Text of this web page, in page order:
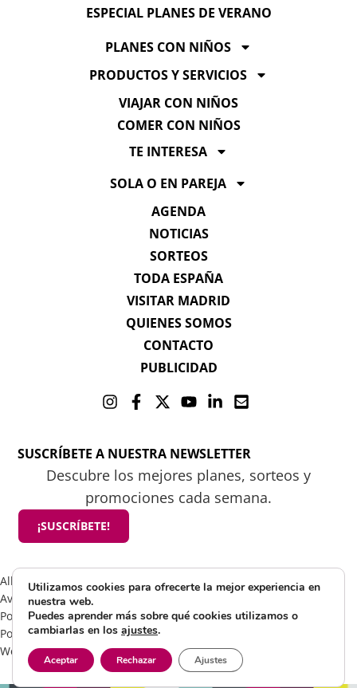
ESPECIAL PLANES DE VERANO
PLANES CON NIÑOS
PRODUCTOS Y SERVICIOS
VIAJAR CON NIÑOS
COMER CON NIÑOS
TE INTERESA
SOLA O EN PAREJA
AGENDA
NOTICIAS
SORTEOS
TODA ESPAÑA
VISITAR MADRID
QUIENES SOMOS
CONTACTO
PUBLICIDAD
SUSCRÍBETE A NUESTRA NEWSLETTER
Descubre los mejores planes, sorteos y
promociones cada semana.
¡SUSCRÍBETE!
All rights reserved 2025 ©Mamá tiene un plan
Aviso Legal
Política de Cookies
Política de Privacidad
Web by Visible Marketing
Utilizamos cookies para ofrecerte la mejor experiencia en
nuestra web.
Puedes aprender más sobre qué cookies utilizamos o
cambiarlas en los ajustes.
Aceptar Rechazar Ajustes